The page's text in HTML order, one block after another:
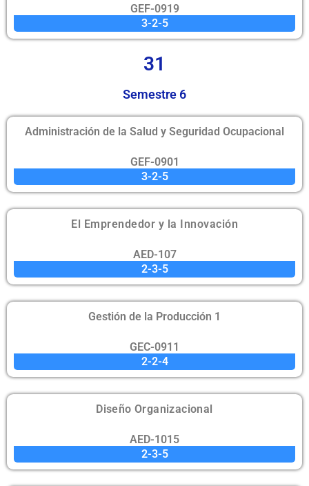
GEF-0919
3-2-5
31
Semestre 6
Administración de la Salud y Seguridad Ocupacional
GEF-0901
3-2-5
El Emprendedor y la Innovación
AED-107
2-3-5
Gestión de la Producción 1
GEC-0911
2-2-4
Diseño Organizacional
AED-1015
2-3-5